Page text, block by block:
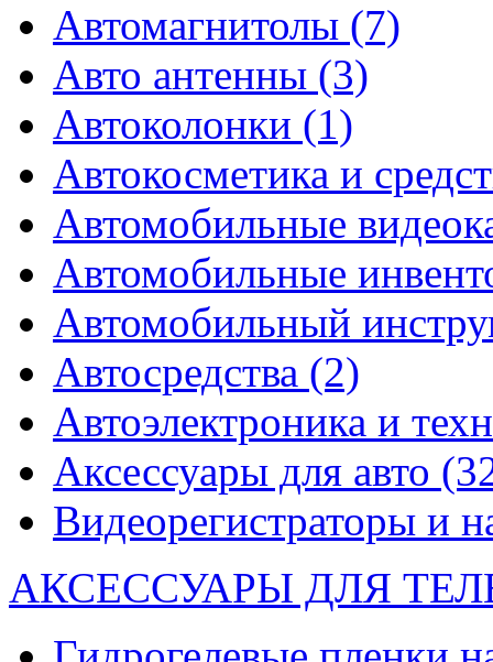
Автомагнитолы (7)
Авто антенны (3)
Автоколонки (1)
Автокосметика и
Автомобильные
Автомобильные
Автомобильный
Автосредства (2)
Автоэлектроника и
Аксессуары для авто
Видеорегистраторы и
АКСЕССУАРЫ ДЛЯ